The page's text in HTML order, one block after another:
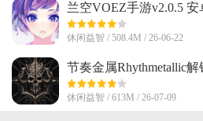
兰空VOEZ手游v2.0.5 安
休闲益智 / 508.4M / 26-06-22
节奏金属Rhythmetallic
费版
休闲益智 / 613M / 26-07-09